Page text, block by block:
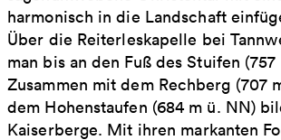
harmonisch in die Landschaft
Über die Reiterleskapelle bei
man bis an den Fuß des Stuifen
Zusammen mit dem Rechberg (707
dem Hohenstaufen (684 m ü. NN)
Kaiserberge. Mit ihren markanten